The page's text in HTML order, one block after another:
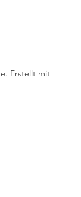
Erstellt mit